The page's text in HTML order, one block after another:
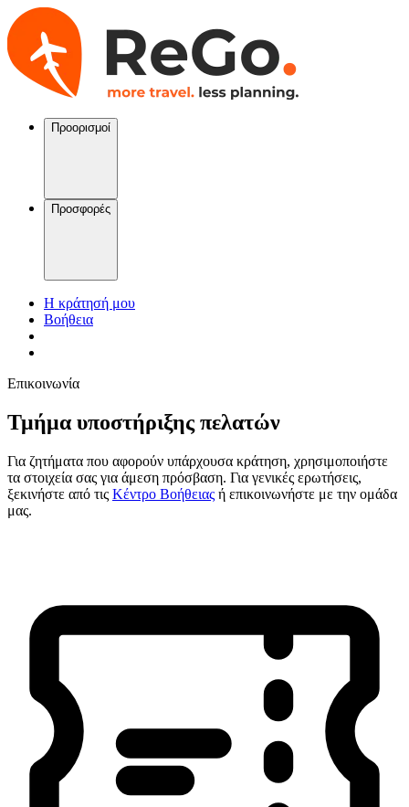
Προορισμοί
Προσφορές
Η κράτησή μου
Βοήθεια
Επικοινωνία
Τμήμα υποστήριξης πελατών
Για ζητήματα που αφορούν υπάρχουσα κράτηση, χρησιμοποιήστε
τα στοιχεία σας για άμεση πρόσβαση. Για γενικές ερωτήσεις,
ξεκινήστε από τις Κέντρο Βοήθειας ή επικοινωνήστε με την ομάδα
μας.